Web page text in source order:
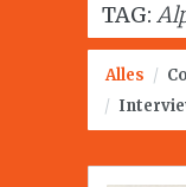
TAG:
Alles /
/